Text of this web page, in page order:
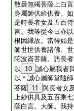
散曇無竭菩薩上白
身屬師供給供養。
是時長者女及五百
言。我等從今日亦
根因縁故。當得如
師世世供養諸佛。
陀波崙菩薩。語長
以
10 誠心屬我者
以＊誠心屬師當隨
菩薩 11 與長者女
上妙供具及五百乘
薩白言。大師。我